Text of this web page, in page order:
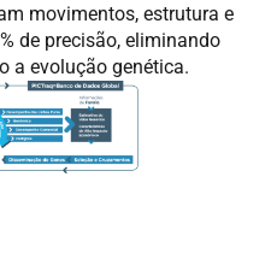
movimentos, estrutura e
de precisão, eliminando
a evolução genética.